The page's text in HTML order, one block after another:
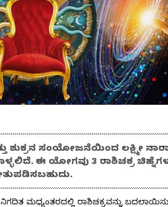
ಶುಕ್ರನ ಸಂಯೋಜನೆಯಿಂದ ಲಕ್ಷ್ಮೀ
ಈ ಯೋಗವು 3 ರಾಶಿಚಕ್ರ
ನಿಗದಿತ ಮಧ್ಯಂತರದಲ್ಲಿ ರಾಶಿಚಕ್ರವನ್ನು